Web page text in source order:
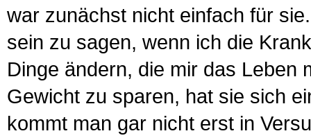
war zunächst nicht einfach für
sein zu sagen, wenn ich die
Dinge ändern, die mir das Leben
Gewicht zu sparen, hat sie sich
kommt man gar nicht erst in